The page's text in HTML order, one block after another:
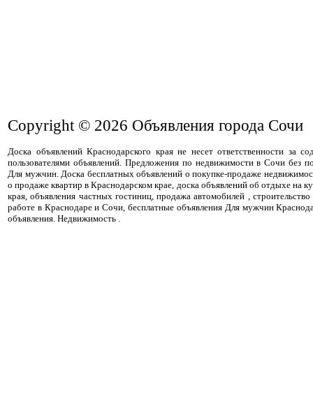
Copyright © 2026 Объявления города Сочи
Доска объявлений Краснодарского края не несет ответственности за
пользователями объявлений. Предложения по недвижимости в Сочи без
Для мужчин. Доска бесплатных объявлений о покупке-продаже
о продаже квартир в Краснодарском крае, доска объявлений об отдыхе на
края, объявления частных гостиниц, продажа автомобилей ,
работе в Краснодаре и Сочи, бесплатные объявления Для мужчин
объявления. Недвижимость .